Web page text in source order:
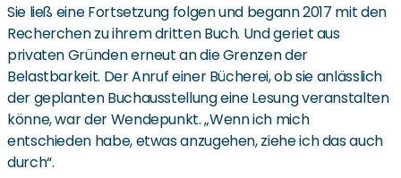
Sie ließ eine Fortsetzung folgen und begann 2017 mit den
Recherchen zu ihrem dritten Buch. Und geriet aus
privaten Gründen erneut an die Grenzen der
Belastbarkeit. Der Anruf einer Bücherei, ob sie anlässlich
der geplanten Buchausstellung eine Lesung veranstalten
könne, war der Wendepunkt. „Wenn ich mich
entschieden habe, etwas anzugehen, ziehe ich das auch
durch“.